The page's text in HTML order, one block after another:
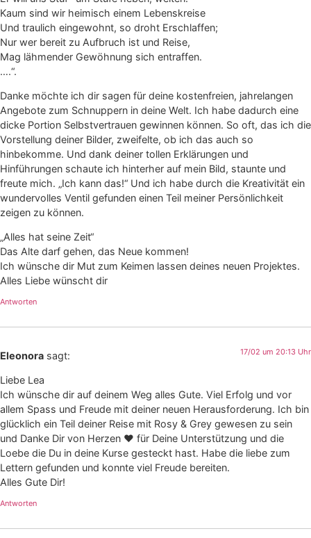
Kaum sind wir heimisch einem Lebenskreise
Und traulich eingewohnt, so droht Erschlaffen;
Nur wer bereit zu Aufbruch ist und Reise,
Mag lähmender Gewöhnung sich entraffen.
….“.
Danke möchte ich dir sagen für deine kostenfreien, jahrelangen
Angebote zum Schnuppern in deine Welt. Ich habe dadurch eine
dicke Portion Selbstvertrauen gewinnen können. So oft, das ich die
Vorstellung deiner Bilder, zweifelte, ob ich das auch so
hinbekomme. Und dank deiner tollen Erklärungen und
Hinführungen schaute ich hinterher auf mein Bild, staunte und
freute mich. „Ich kann das!“ Und ich habe durch die Kreativität ein
wundervolles Ventil gefunden einen Teil meiner Persönlichkeit
zeigen zu können.
„Alles hat seine Zeit“
Das Alte darf gehen, das Neue kommen!
Ich wünsche dir Mut zum Keimen lassen deines neuen Projektes.
Alles Liebe wünscht dir
Antworten
Eleonora sagt: 17/02 um 20:13 Uhr
Liebe Lea
Ich wünsche dir auf deinem Weg alles Gute. Viel Erfolg und vor
allem Spass und Freude mit deiner neuen Herausforderung. Ich bin
glücklich ein Teil deiner Reise mit Rosy & Grey gewesen zu sein
und Danke Dir von Herzen ❤️ für Deine Unterstützung und die
Loebe die Du in deine Kurse gesteckt hast. Habe die liebe zum
Lettern gefunden und konnte viel Freude bereiten.
Alles Gute Dir!
Antworten